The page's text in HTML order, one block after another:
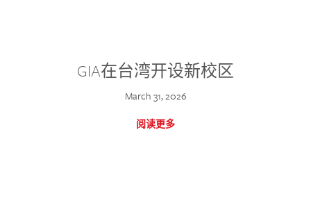
GIA在台湾开设新校区
March 31, 2026
阅读更多